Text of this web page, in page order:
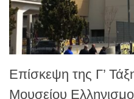
Επίσκεψη της Γ’
Μουσείου